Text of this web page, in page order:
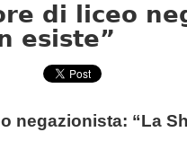
di liceo
esiste”
negazionista: “La